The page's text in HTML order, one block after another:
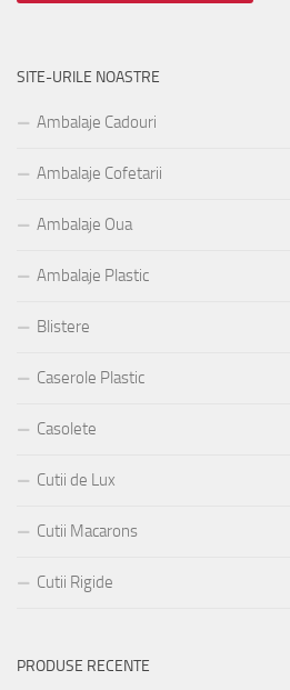
SITE-URILE NOASTRE
Ambalaje Cadouri
Ambalaje Cofetarii
Ambalaje Oua
Ambalaje Plastic
Blistere
Caserole Plastic
Casolete
Cutii de Lux
Cutii Macarons
Cutii Rigide
PRODUSE RECENTE